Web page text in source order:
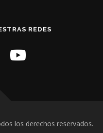
REDES
los derechos reservados.